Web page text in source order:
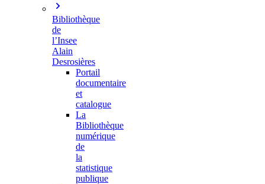
Bibliothèque
de
l’Insee
Alain
Desrosières
Portail
documentaire
et
catalogue
La
Bibliothèque
numérique
de
la
statistique
publique